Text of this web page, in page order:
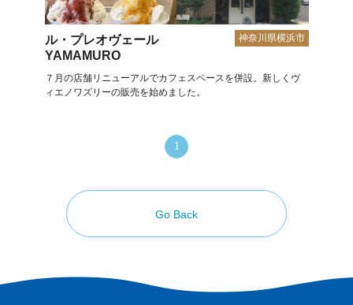
ル・プレオヴェール
YAMAMURO
神奈川県横浜市
７月の店舗リニューアルでカフェスペースを併設。新しくヴ
ィエノワズリーの販売を始めました。
1
Go Back